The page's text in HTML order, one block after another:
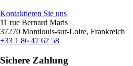
Kontaktieren Sie uns
11 rue Bernard Maris
37270 Montlouis-sur-Loire, Frankreich
+33 1 86 47 62 58
Sichere Zahlung